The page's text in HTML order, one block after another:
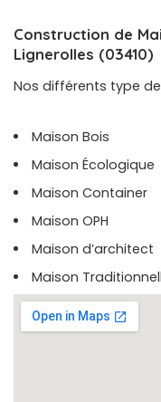
Construction de
Lignerolles (03410)
Nos différents type
Maison Bois
Maison Écologique
Maison Container
Maison OPH
Maison d’architect
Maison